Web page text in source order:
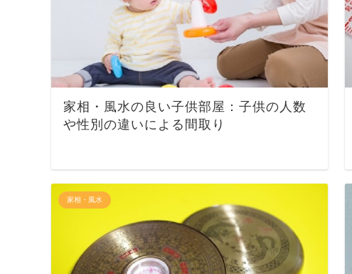
家相・風水の良い子供部屋：子供の人数
や性別の違いによる間取り
家相・風水